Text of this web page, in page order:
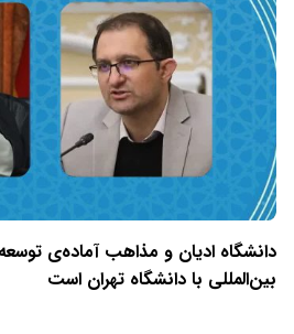
دانشگاه ادیان و مذاهب آماده‌ی
بین‌المللی با دانشگاه تهران است